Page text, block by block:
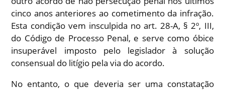
cinco anos anteriores ao cometimento da infração.
Esta condição vem insculpida no art. 28-A, § 2º, III,
do Código de Processo Penal, e serve como óbice
insuperável imposto pelo legislador à solução
consensual do litígio pela via do acordo.
No entanto, o que deveria ser uma constatação